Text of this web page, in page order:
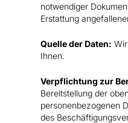
notwendiger
Erstattung
Quelle der Daten:
Ihnen.
Verpflichtung zur
Bereitstellung der
personenbezogenen
des